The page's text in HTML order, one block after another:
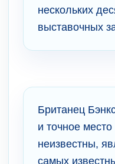
нескольких
выставочных
Британец
и точное
неизвестны,
самых